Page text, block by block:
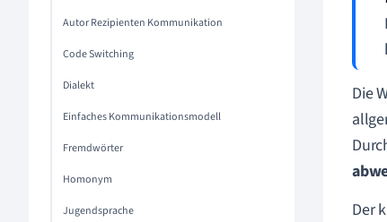
Autor Rezipienten Kommunikation
Code Switching
Dialekt
Einfaches Kommunikationsmodell
Fremdwörter
Homonym
Jugendsprache
Die
Der